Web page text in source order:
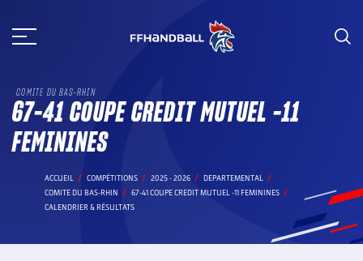
au
COMITE DU BAS-RHIN
67-41 COUPE CREDIT MUTUEL -11
FEMININES
ACCUEIL COMPÉTITIONS 2025 - 2026
DEPARTEMENTAL
COMITE DU BAS-RHIN
67-41 COUPE CREDIT MUTUEL -11 FEMININES
CALENDRIER & RÉSULTATS